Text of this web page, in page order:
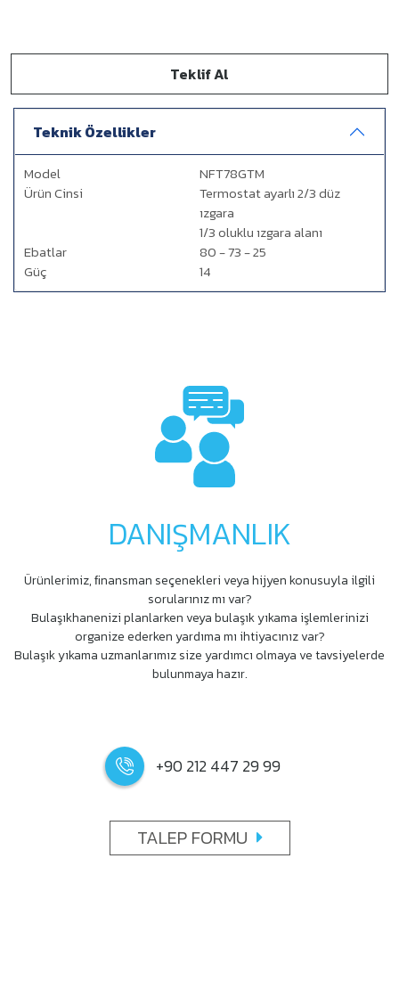
Teklif Al
Teknik Özellikler
Model
NFT78GTM
Ürün Cinsi
Termostat ayarlı 2/3 düz
ızgara
1/3 oluklu ızgara alanı
Ebatlar
80 - 73 - 25
Güç
14
DANIŞMANLIK
Ürünlerimiz, ﬁnansman seçenekleri veya hijyen konusuyla ilgili
sorularınız mı var?
Bulaşıkhanenizi planlarken veya bulaşık yıkama işlemlerinizi
organize ederken yardıma mı ihtiyacınız var?
Bulaşık yıkama uzmanlarımız size yardımcı olmaya ve tavsiyelerde
bulunmaya hazır.
+90 212 447 29 99
TALEP FORMU